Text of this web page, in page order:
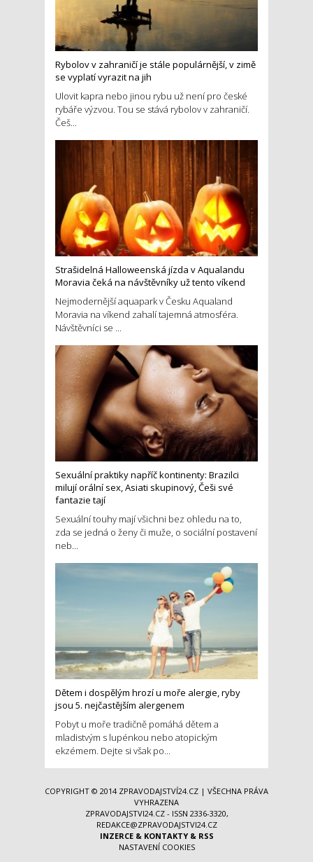
Rybolov v zahraničí je stále populárnější, v zimě
se vyplatí vyrazit na jih
Ulovit kapra nebo jinou rybu už není pro české
rybáře výzvou. Tou se stává rybolov v zahraničí.
Češ...
Strašidelná Halloweenská jízda v Aqualandu
Moravia čeká na návštěvníky už tento víkend
Nejmodernější aquapark v Česku Aqualand
Moravia na víkend zahalí tajemná atmosféra.
Návštěvníci se ...
Sexuální praktiky napříč kontinenty: Brazilci
milují orální sex, Asiati skupinový, Češi své
fantazie tají
Sexuální touhy mají všichni bez ohledu na to,
zda se jedná o ženy či muže, o sociální postavení
neb...
Dětem i dospělým hrozí u moře alergie, ryby
jsou 5. nejčastějším alergenem
Pobyt u moře tradičně pomáhá dětem a
mladistvým s lupénkou nebo atopickým
ekzémem. Dejte si však po...
COPYRIGHT © 2014 ZPRAVODAJSTVÍ24.CZ | VŠECHNA PRÁVA
VYHRAZENA
ZPRAVODAJSTVI24.CZ - ISSN 2336-3320,
REDAKCE@ZPRAVODAJSTVI24.CZ
INZERCE& KONTAKTY& RSS
NASTAVENÍ COOKIES